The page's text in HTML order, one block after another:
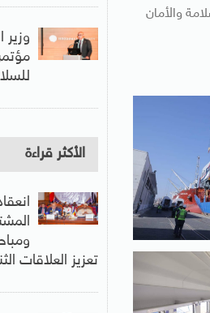
والأمان
وزير
الأكثر قراءة
تعزيز العلاقات